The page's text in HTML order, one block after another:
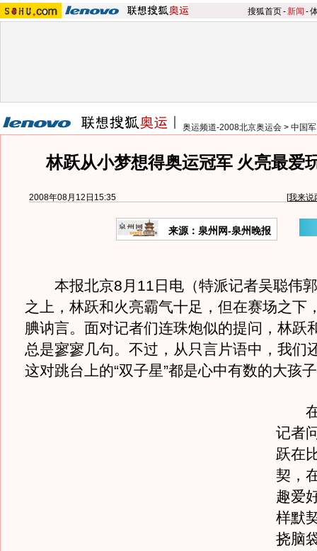
搜狐首页-新闻 -
奥运频道-2008北京奥运会 > 中国
林跃从小梦想得奥运冠军 火亮最爱
2008年08月12日15:35 [我来说
来源：泉州网-泉州晚报
本报北京8月11日电（特派记者吴聪伟郭
之上，林跃和火亮霸气十足，但在赛场之下
腆讷言。面对记者们连珠炮似的提问，林跃
总是寥寥几句。不过，从只言片语中，我们
这对跳台上的“双子星”都是心中有数的大孩
在
记者
跃在
契，
趣爱
样默
挠脑